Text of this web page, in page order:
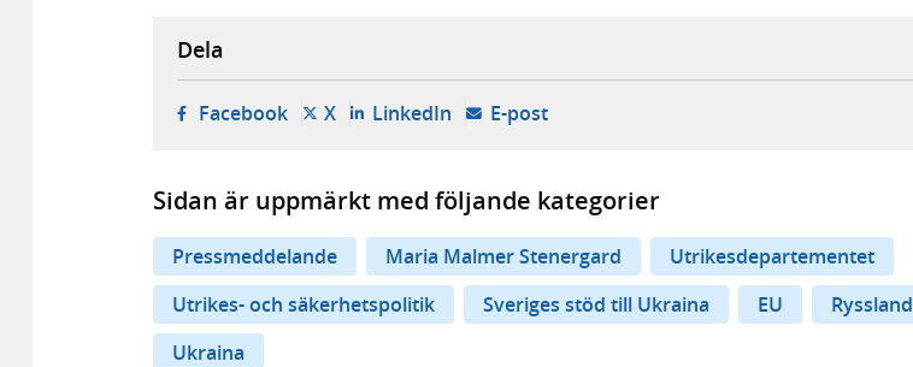
Dela
Facebook- öppnas i ny flik, extern webbplats,
X- öppnas i ny flik, extern webbplats,
LinkedIn- öppnas i ny flik, extern webbplats,
E-post- öppnar din e-postklient,
Sidan är uppmärkt med följande kategorier
Pressmeddelande Maria Malmer Stenergard
Utrikesdepartementet
Utrikes- och säkerhetspolitik
Sveriges stöd till Ukraina EU
Ryssland
Ukraina